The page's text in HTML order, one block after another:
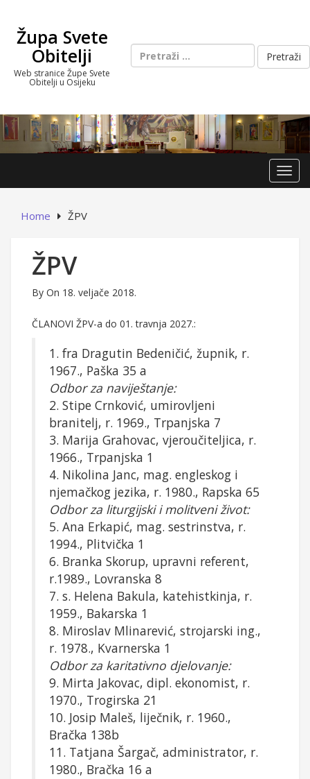
contentŽupa Svete
Obitelji
Web stranice Župe Svete
Obitelji u Osijeku
Pretraži:
Home ŽPV
ŽPV
By On 18. veljače 2018.
ČLANOVI ŽPV-a do 01. travnja 2027.:
1. fra Dragutin Bedeničić, župnik, r.
1967., Paška 35 a
Odbor za naviještanje:
2. Stipe Crnković, umirovljeni
branitelj, r. 1969., Trpanjska 7
3. Marija Grahovac, vjeroučiteljica, r.
1966., Trpanjska 1
4. Nikolina Janc, mag. engleskog i
njemačkog jezika, r. 1980., Rapska 65
Odbor za liturgijski i molitveni život:
5. Ana Erkapić, mag. sestrinstva, r.
1994., Plitvička 1
6. Branka Skorup, upravni referent,
r.1989., Lovranska 8
7. s. Helena Bakula, katehistkinja, r.
1959., Bakarska 1
8. Miroslav Mlinarević, strojarski ing.,
r. 1978., Kvarnerska 1
Odbor za karitativno djelovanje:
9. Mirta Jakovac, dipl. ekonomist, r.
1970., Trogirska 21
10. Josip Maleš, liječnik, r. 1960.,
Bračka 138b
11. Tatjana Šargač, administrator, r.
1980., Bračka 16 a